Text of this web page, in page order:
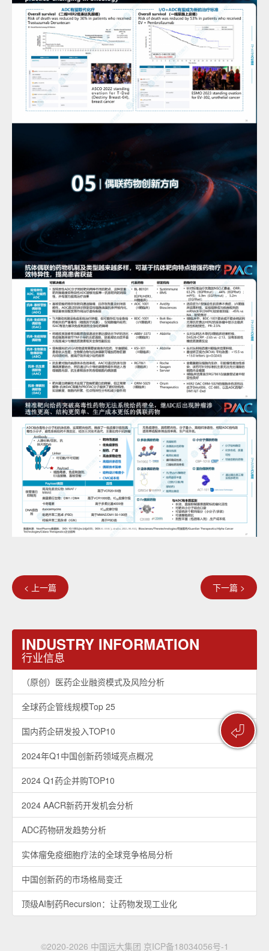
⏎
< 上一篇 下一篇 >
INDUSTRY INFORMATION
行业信息
（原创）医药企业融资模式及风险分析
全球药企管线规模Top 25
国内药企研发投入TOP10
2024年Q1中国创新药领域亮点概况
2024 Q1药企并购TOP10
2024 AACR新药开发机会分析
ADC药物研发趋势分析
实体瘤免疫细胞疗法的全球竞争格局分析
中国创新药的市场格局变迁
顶级AI制药Recursion：让药物发现工业化
©2020-2026 中国远大集团 京ICP备18034056号-1